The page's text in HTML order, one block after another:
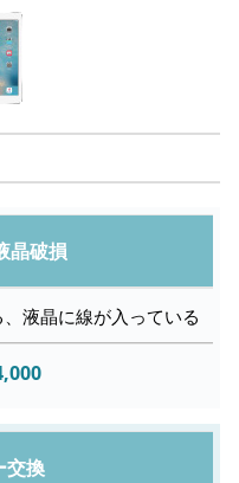
晶破損
液晶に線が入っている
交換